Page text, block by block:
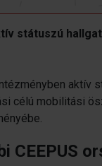
státuszú
aktív
célú mobilitási
CEEPUS